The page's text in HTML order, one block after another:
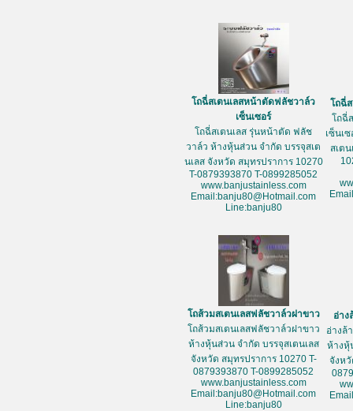
โถฉี่สเตนเลสหน้าตัดฟลัชวาล์ว
เซ็นเซอร์
โถฉี่สเตนเลส รุ่นหน้าตัด ฟลัช
วาล์ว ห้างหุ้นส่วน จำกัด บรรจุสเต
นเลส จังหวัด สมุทรปราการ 10270
T-0879393870 T-0899285052
www.banjustainless.com
Email:banju80@Hotmail.com
Line:banju80
โถฉี่
โถฉี่
เซ็นเ
สเต
โถส้วมสเตนเลสฟลัชวาล์วฝาขาว
โถส้วมสเตนเลสฟลัชวาล์วฝาขาว
ห้างหุ้นส่วน จำกัด บรรจุสเตนเลส
จังหวัด สมุทรปราการ 10270 T-
0879393870 T-0899285052
www.banjustainless.com
Email:banju80@Hotmail.com
Line:banju80
อ่าง
อ่างล้
ห้างหุ้
จังห